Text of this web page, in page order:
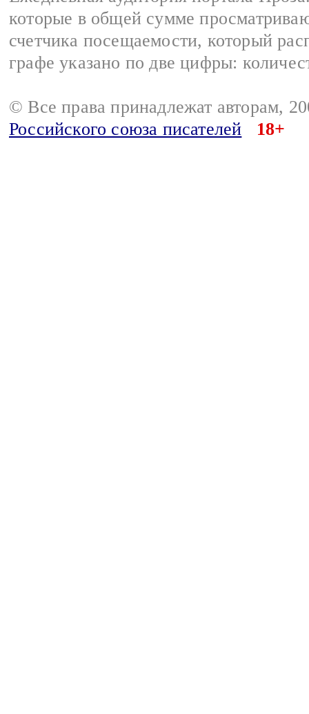
которые в общей сумме
счетчика посещаемости, который
графе указано по две цифры:
© Все права принадлежат авторам,
Российского союза писателей
18+